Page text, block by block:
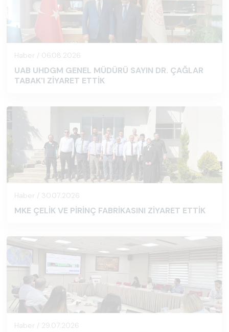
Haber / 06.08.2026
UAB UHDGM GENEL MÜDÜRÜ SAYIN DR. ÇAĞLAR
TABAK'I ZİYARET ETTİK
Haber / 30.07.2026
MKE ÇELİK VE PİRİNÇ FABRİKASINI ZİYARET ETTİK
Haber / 29.07.2026